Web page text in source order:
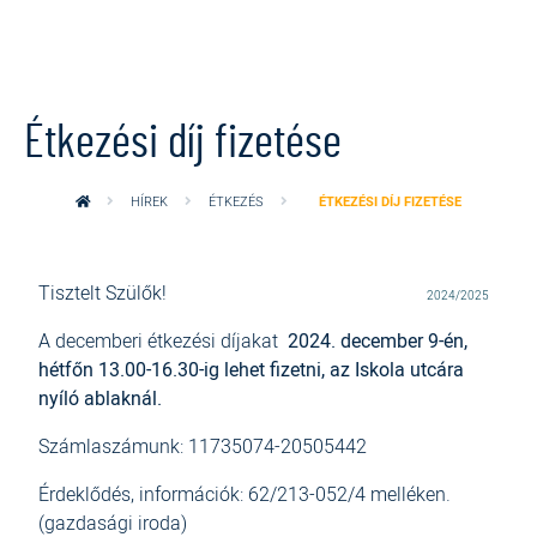
Étkezési díj fizetése
HÍREK ÉTKEZÉS ÉTKEZÉSI DÍJ FIZETÉSE
2024/2025
Tisztelt Szülők!
A decemberi étkezési díjakat 2024. december 9-én,
hétfőn 13.00-16.30-ig lehet fizetni, az Iskola utcára
nyíló ablaknál.
Számlaszámunk: 11735074-20505442
Érdeklődés, információk: 62/213-052/4 melléken.
(gazdasági iroda)